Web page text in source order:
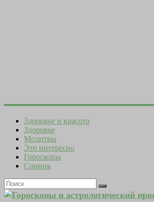
Здоровье и красота
Здоровье
Молитвы
Это интересно
Гороскопы
Сонник
Гороскопы и астрологический